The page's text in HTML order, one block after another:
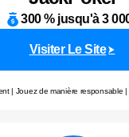
300 % jusqu'à 3
Visiter Le Site
| Jouez de manière responsable |